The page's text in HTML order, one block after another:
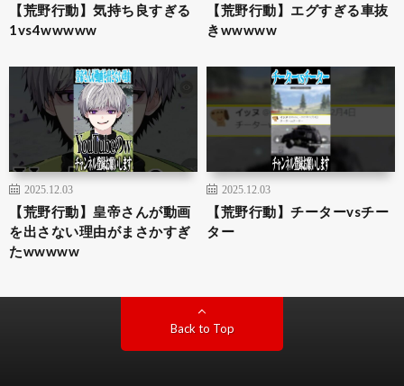
【荒野行動】気持ち良すぎる
1vs4wwwww
【荒野行動】エグすぎる車抜
きwwwww
2025.12.03
【荒野行動】皇帝さんが動画
を出さない理由がまさかすぎ
たwwwww
2025.12.03
【荒野行動】チーターvsチー
ター
Back to Top